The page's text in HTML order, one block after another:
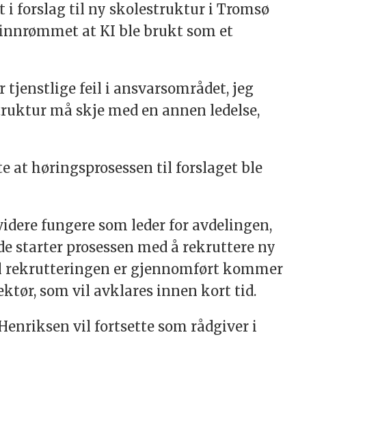
i forslag til ny skolestruktur i Tromsø
at KI ble brukt som et
tjenstlige feil i ansvarsområdet, jeg
må skje med en annen ledelse,
at høringsprosessen til forslaget ble
fungere som leder for avdelingen,
starter prosessen med å rekruttere ny
rekrutteringen er gjennomført kommer
som vil avklares innen kort tid.
vil fortsette som rådgiver i